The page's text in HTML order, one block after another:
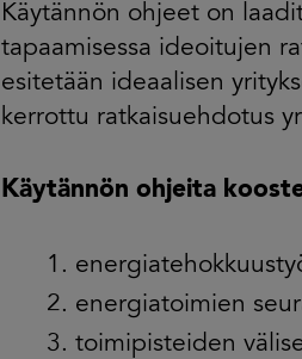
Käytännön ohjeet on
tapaamisessa ideoitujen
esitetään ideaalisen
kerrottu ratkaisuehdotus
Käytännön ohjeita
energiatoimien
toimipisteiden